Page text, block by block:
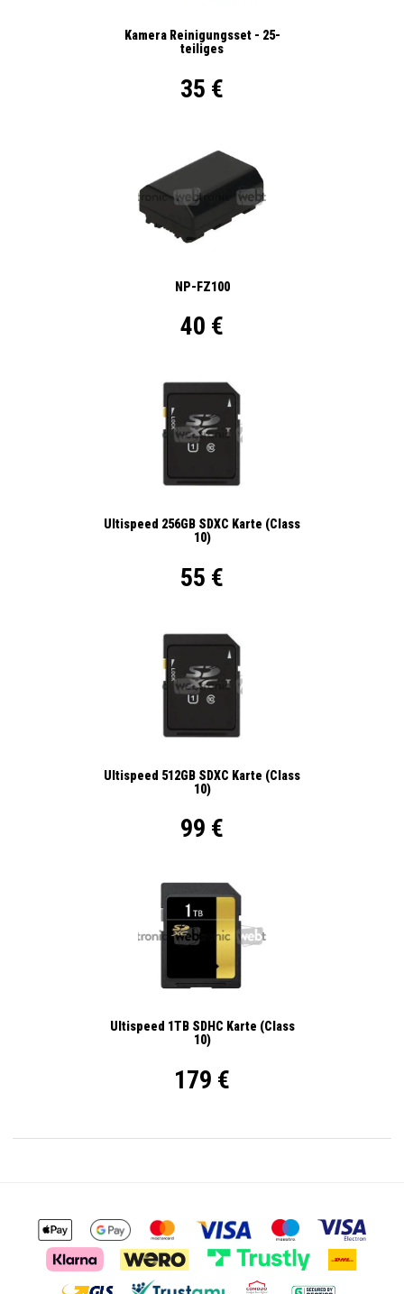
Kamera Reinigungsset - 25-
teiliges
35 €
NP-FZ100
40 €
Ultispeed 256GB SDXC Karte (Class
10)
55 €
Ultispeed 512GB SDXC Karte (Class
10)
99 €
Ultispeed 1TB SDHC Karte (Class
10)
179 €